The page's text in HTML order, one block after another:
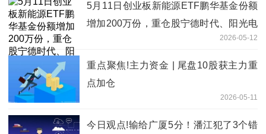
5月11日创业板新能源ETF鹏华基金份额
增加200万份，重仓股宁德时代、阳光电
2026-05-12
重点聚焦!主力资金 | 尾盘10股获主力重
点加仓
2026-05-11
今日观点!输给广厦5分！潘江犯了3个错